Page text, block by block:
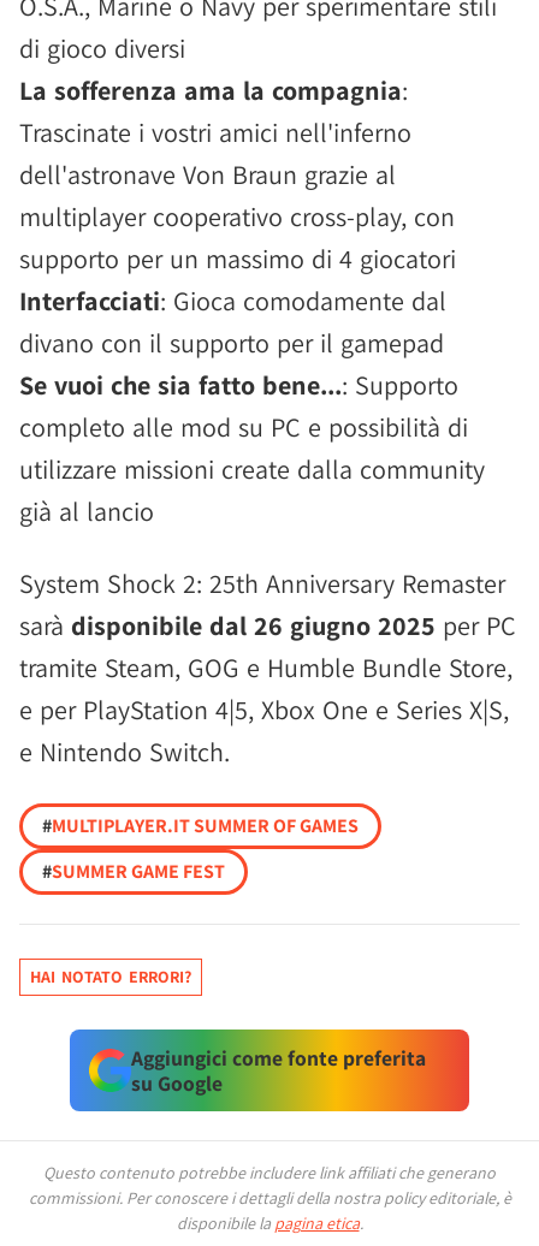
di gioco diversi
La sofferenza ama la compagnia:
Trascinate i vostri amici nell'inferno
dell'astronave Von Braun grazie al
multiplayer cooperativo cross-play, con
supporto per un massimo di 4 giocatori
Interfacciati: Gioca comodamente dal
divano con il supporto per il gamepad
Se vuoi che sia fatto bene...: Supporto
completo alle mod su PC e possibilità di
utilizzare missioni create dalla community
già al lancio
System Shock 2: 25th Anniversary Remaster
sarà disponibile dal 26 giugno 2025 per PC
tramite Steam, GOG e Humble Bundle Store,
e per PlayStation 4|5, Xbox One e Series X|S,
e Nintendo Switch.
#MULTIPLAYER.IT SUMMER OF GAMES
#SUMMER GAME FEST
HAI NOTATO ERRORI?
Aggiungici come fonte preferita
su Google
Questo contenuto potrebbe includere link affiliati che generano
commissioni. Per conoscere i dettagli della nostra policy editoriale, è
disponibile la pagina etica.